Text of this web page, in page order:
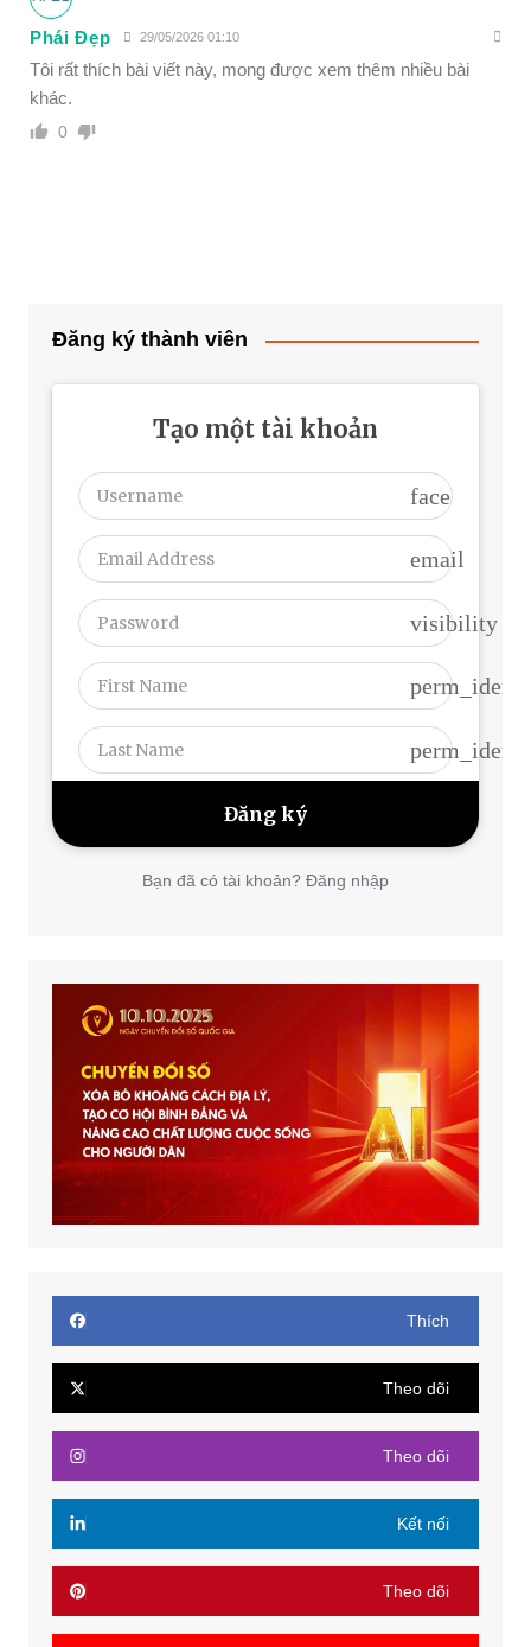
Phái Đẹp 29/05/2026 01:10
Tôi rất thích bài viết này, mong được xem thêm nhiều bài
khác.
0
Đăng ký thành viên
Tạo một tài khoản
face
email
visibility
Bạn đã có tài khoản? Đăng nhập
Thích
Theo dõi
Theo dõi
Kết nối
Theo dõi